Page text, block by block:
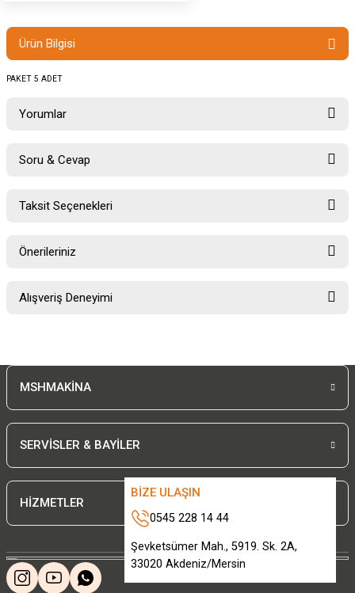
Ürün Bilgisi
PAKET 5 ADET
Yorumlar
Soru & Cevap
Taksit Seçenekleri
Önerileriniz
yetersiz gördüğünüz noktaları öneri formunu kullanarak tarafımıza
Ürün fiyatı diğer sitelerden daha pahalı.
Gönder
Alışveriş Deneyimi
Deneyimini Paylaş
MSHMAKİNA
SERVİSLER & BAYİLER
HİZMETLER
BİZE ULAŞIN
0545 228 14 44
Şevketsümer Mah., 5919. Sk. 2A,
33020 Akdeniz/Mersin